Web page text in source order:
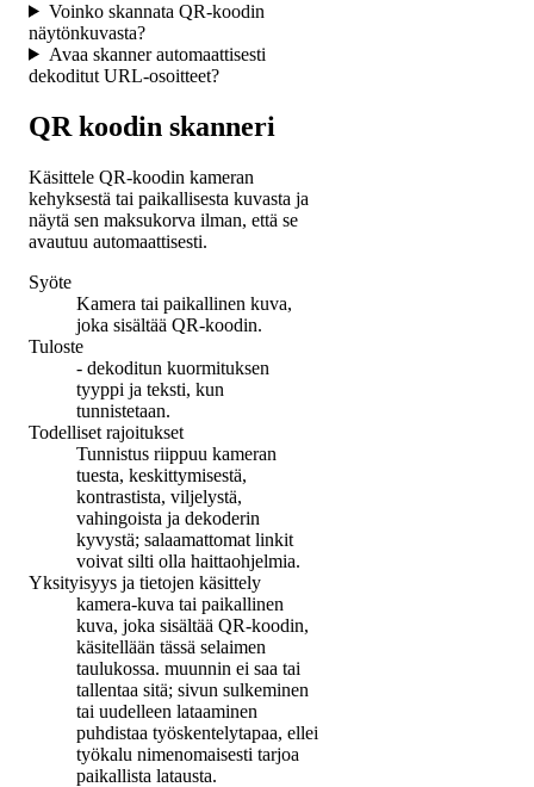
Voinko skannata QR-koodin
näytönkuvasta?
Avaa skanner automaattisesti
dekoditut URL-osoitteet?
QR koodin skanneri
Käsittele QR-koodin kameran
kehyksestä tai paikallisesta kuvasta ja
näytä sen maksukorva ilman, että se
avautuu automaattisesti.
Syöte
Kamera tai paikallinen kuva,
joka sisältää QR-koodin.
Tuloste
- dekoditun kuormituksen
tyyppi ja teksti, kun
tunnistetaan.
Todelliset rajoitukset
Tunnistus riippuu kameran
tuesta, keskittymisestä,
kontrastista, viljelystä,
vahingoista ja dekoderin
kyvystä; salaamattomat linkit
voivat silti olla haittaohjelmia.
Yksityisyys ja tietojen käsittely
kamera-kuva tai paikallinen
kuva, joka sisältää QR-koodin,
käsitellään tässä selaimen
taulukossa. muunnin ei saa tai
tallentaa sitä; sivun sulkeminen
tai uudelleen lataaminen
puhdistaa työskentelytapaa, ellei
työkalu nimenomaisesti tarjoa
paikallista latausta.